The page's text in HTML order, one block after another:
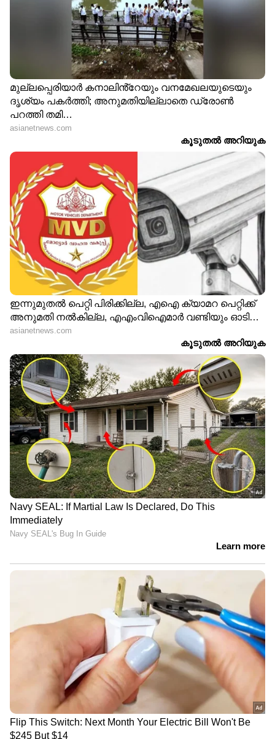
അപകട മരണം ട്രെയിൻ തീപിടുത്ത സംഭവം
Follow Us
DOWNLOAD APP
RECOMMENDED STORIES
നൈജീരിയയിൽ
സ്കൂളുകളിൽ ആക്രമണം,
50തിലധികം കുട്ടികളെ
തട്ടിക്കൊണ്ടുപോയി
വ്യോമാഭ്യാസ
യുദ്ധവിമാനങ്ങൾ,
പാരച്യൂട്ടിൽ രക്ഷപെട്ട്
പൈലറ്റുമാർ,
അമേരിക്കയ്ക്ക് വൻ
നഷ്ടം
'ആ ബോംബുകൾ
ഞങ്ങളുടേതല്ല',
യുദ്ധക്കുരുക്ക്
മറികടക്കാൻ അമേരിക്കൻ
തന്ത്രമെന്ന് ഇറാൻ,
'അയൽ രാജ്യങ്ങളെ
ആക്രമിച്ച് ഇറാനുമേൽ
'ഇത് ഭീകരാക്രമണം,
കടുത്ത പ്രകോപനം
ഒരിക്കലും ക്ഷമിക്കില്ല',
ബറക ആണവനിലയത്തിന്
സമീപത്തെ
ഭീകരാക്രമണത്തിൽ